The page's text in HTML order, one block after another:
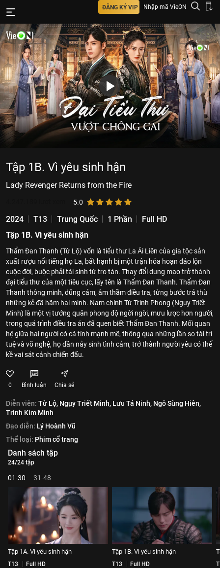
ĐĂNG KÝ VIP Nhập mã VieON
Tập 1B. Vì yêu sinh hận
Lady Revenger Returns from the Fire
5.0
2024 T13 Trung Quốc 1 Phần
Full HD
Tập 1B. Vì yêu sinh hận
Thẩm Đan Thanh (Từ Lộ) vốn là tiểu thư La Ái Liên của gia tộc sản
xuất rượu nổi tiếng họ La, bất hạnh bị một trận hỏa hoạn đảo lộn
cuộc đời, buộc phải tái sinh từ tro tàn. Thay đổi dung mạo trở thành
đại tiểu thư của một tiêu cục, lấy tên là Thẩm Đan Thanh. Thẩm Đan
Thanh thông minh, dũng cảm, âm thầm điều tra, từng bước trả thù
những kẻ đã hãm hại mình. Nam chính Từ Trình Phong (Ngụy Triết
Minh) là một vị tướng quân phong độ ngời ngời, mưu lược hơn người,
trong quá trình điều tra án đã quen biết Thẩm Đan Thanh. Mối quan
hệ giữa hai người có cá tính mạnh mẽ, thông qua những lần so tài trí
tuệ và võ nghệ, họ dần nảy sinh tình cảm, trở thành người yêu có thể
kề vai sát cánh chiến đấu.
0 Bình luận Chia sẻ
Diễn viên: Từ Lộ, Ngụy Triết Minh, Lưu Tá Ninh, Ngô Sùng Hiên,
Trình Kim Minh
Đạo diễn: Lý Hoành Vũ
Thể loại: Phim cổ trang
Danh sách tập
24/24 tập
01-30 31-48
Tập 1A. Vì yêu sinh hận
T13 Full HD
Tập 1B. Vì yêu sinh hận
T13 Full HD